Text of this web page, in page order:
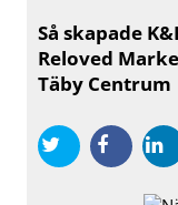
Så skapade
Reloved
Täby Centrum